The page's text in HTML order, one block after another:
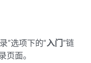
”选项下的“入门”链
页面。